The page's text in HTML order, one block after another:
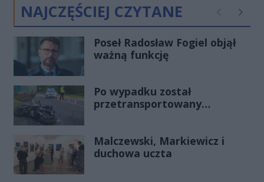
NAJCZĘŚCIEJ CZYTANE Poprzednie
Poseł Radosław Fogiel objął
ważną funkcję
Po wypadku został
przetransportowany
Malczewski, Markiewicz i
duchowa uczta